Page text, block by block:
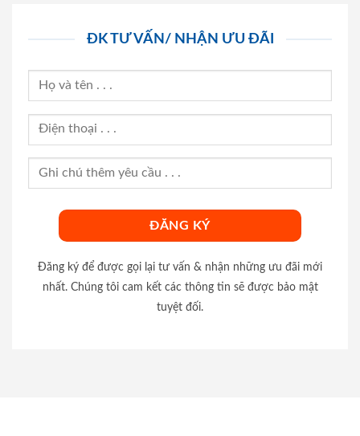
ĐK TƯ VẤN/ NHẬN ƯU ĐÃI
Đăng ký để được gọi lại tư vấn & nhận những ưu đãi mới
nhất. Chúng tôi cam kết các thông tin sẽ được bảo mật
tuyệt đối.